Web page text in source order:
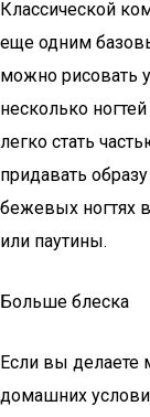
Классической
еще одним
можно рисовать
несколько
легко стать
придавать
бежевых ногтях
или паутины.
Больше блеска
Если вы делаете
домашних